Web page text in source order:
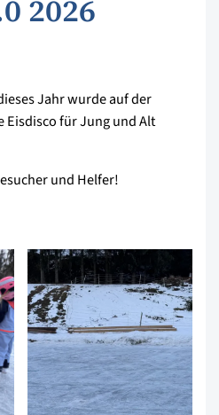
2026
Jahr wurde auf der
Eisdisco für Jung und Alt
und Helfer!